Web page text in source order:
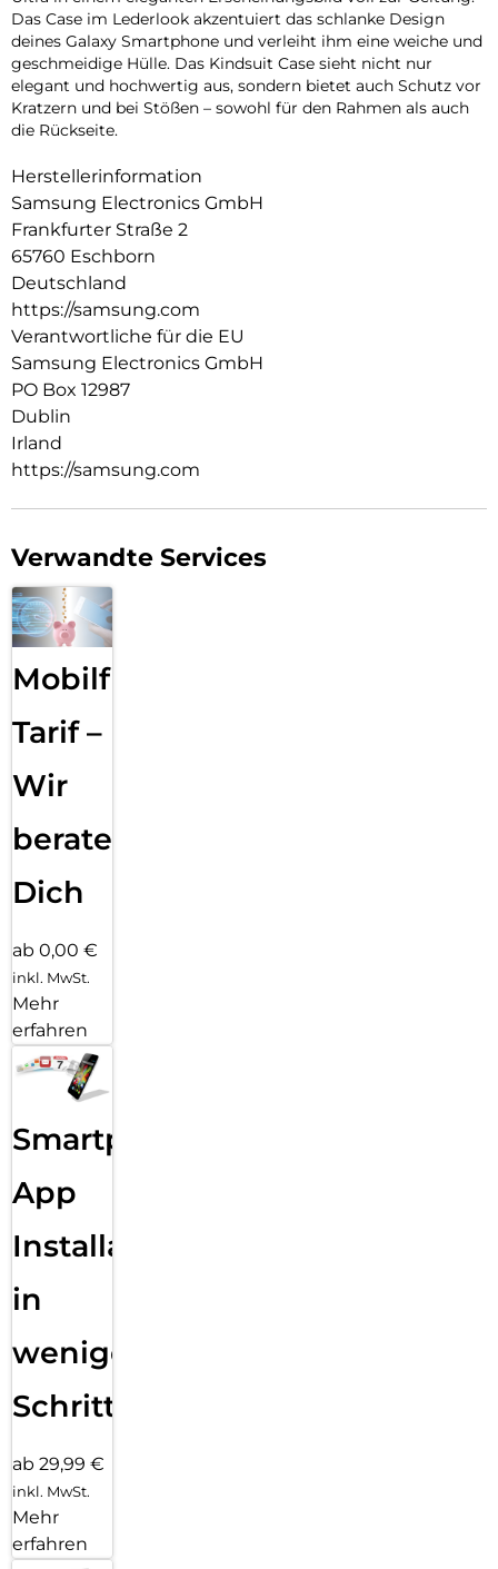
Das Case im Lederlook akzentuiert das schlanke Design
deines Galaxy Smartphone und verleiht ihm eine weiche und
geschmeidige Hülle. Das Kindsuit Case sieht nicht nur
elegant und hochwertig aus, sondern bietet auch Schutz vor
Kratzern und bei Stößen – sowohl für den Rahmen als auch
die Rückseite.
Herstellerinformation
Samsung Electronics GmbH
Frankfurter Straße 2
65760 Eschborn
Deutschland
https://samsung.com
Verantwortliche für die EU
Samsung Electronics GmbH
PO Box 12987
Dublin
Irland
https://samsung.com
Verwandte Services
Mobilfunk
Tarif –
Wir
beraten
Dich
ab 0,00 €
inkl. MwSt.
Mehr
erfahren
Smartphone
App
Installation
in
wenigen
Schritten
ab 29,99 €
inkl. MwSt.
Mehr
erfahren